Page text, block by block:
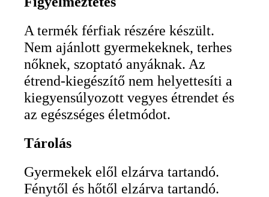
A termék férfiak részére készült.
Nem ajánlott gyermekeknek, terhes
nőknek, szoptató anyáknak. Az
étrend-kiegészítő nem helyettesíti a
kiegyensúlyozott vegyes étrendet és
az egészséges életmódot.
Tárolás
Gyermekek elől elzárva tartandó.
Fénytől és hőtől elzárva tartandó.